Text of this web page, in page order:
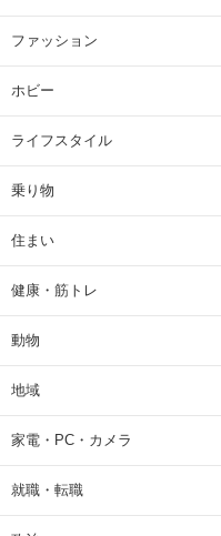
ファッション
ホビー
ライフスタイル
乗り物
住まい
健康・筋トレ
動物
地域
家電・PC・カメラ
就職・転職